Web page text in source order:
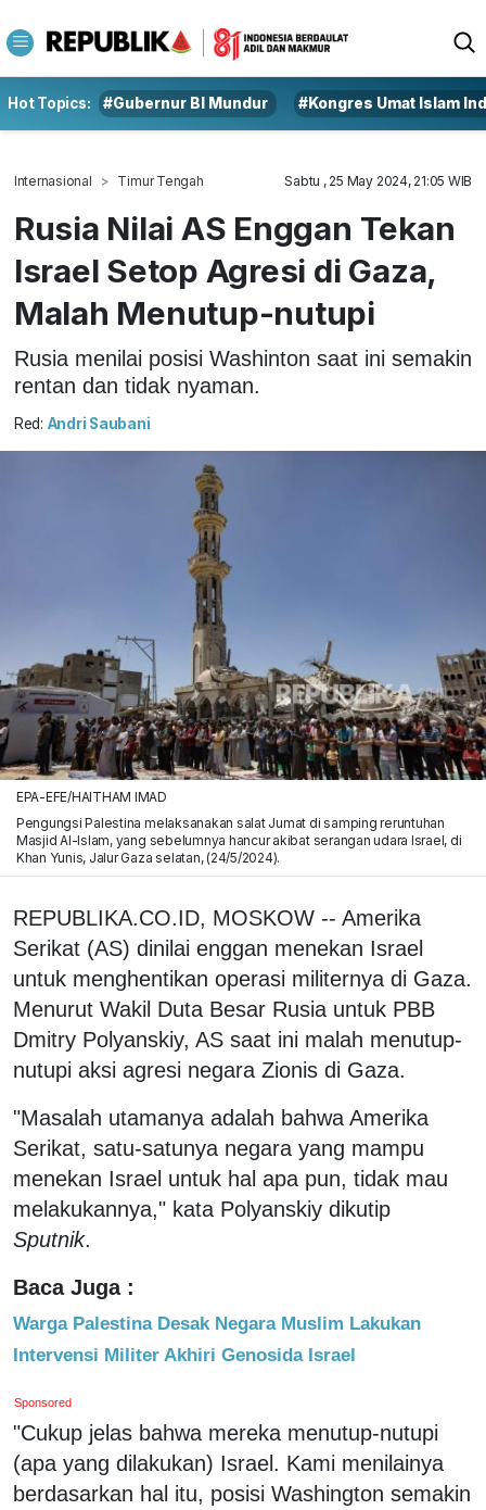
Hot Topics: #Gubernur BI Mundur #Kongres Umat Islam
Internasional Timur Tengah Sabtu , 25 May 2024, 21:05 WIB
Rusia Nilai AS Enggan Tekan
Israel Setop Agresi di Gaza,
Malah Menutup-nutupi
Rusia menilai posisi Washinton saat ini semakin
rentan dan tidak nyaman.
Red: Andri Saubani
EPA-EFE/HAITHAM IMAD
Pengungsi Palestina melaksanakan salat Jumat di samping reruntuhan
Masjid Al-Islam, yang sebelumnya hancur akibat serangan udara Israel, di
Khan Yunis, Jalur Gaza selatan, (24/5/2024).
REPUBLIKA.CO.ID, MOSKOW -- Amerika
Serikat (AS) dinilai enggan menekan Israel
untuk menghentikan operasi militernya di Gaza.
Menurut Wakil Duta Besar Rusia untuk PBB
Dmitry Polyanskiy, AS saat ini malah menutup-
nutupi aksi agresi negara Zionis di Gaza.
"Masalah utamanya adalah bahwa Amerika
Serikat, satu-satunya negara yang mampu
menekan Israel untuk hal apa pun, tidak mau
melakukannya," kata Polyanskiy dikutip
Sputnik.
Baca Juga :
Warga Palestina Desak Negara Muslim Lakukan
Intervensi Militer Akhiri Genosida Israel
Sponsored
"Cukup jelas bahwa mereka menutup-nutupi
(apa yang dilakukan) Israel. Kami menilainya
berdasarkan hal itu, posisi Washington semakin